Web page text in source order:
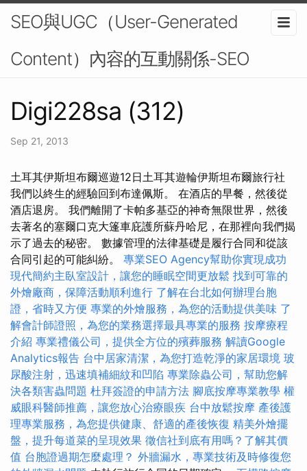
SEO與UGC（User-Generated
Content）內容的互動關係-SEO
Digi228sa (312)
Sep 21, 2013
土耳其伊斯坦布爾巡遊12日土耳其遊輪伊斯坦布爾旅行社
我們以終生的經驗回到布達佩斯。 在酒店的早餐，然後從
酒店退房。 我們離開了卡帕多基亞的神奇無限世界，然後
去著名的塞爾口克大篷車庇護所蘇丹哈尼，在那裡向我們揭
示了過去的秘密。 數據管理的法律基礎是履行合同和從該
合同引起的可能糾紛。 專業SEO Agency幫助你實現成功
現代簡約主臥室設計，讓您的睡眠空間更放鬆 找到可靠的
外燴廠商，保障活動順利進行 了解在台北如何辦理台胞
證，省時又方便 專業的外燴服務，為您的活動提供美味 了
解會計師證照，為您的業務選擇最具專業的服務 按摩療程
介紹 專業禮儀公司，提供全方位的殯葬服務 解讀Google
Analytics報告 台中居家清潔，為您打造乾淨的家居環境 玻
尿酸注射，迅速填補細紋和凹陷 專業除蟲公司，幫助您解
決各類害蟲問題 杜拜簽證的申請方法 腳底按摩專業教學 權
威眼科醫師推薦，讓您放心治療眼疾 台中放鬆按摩 產後護
理專業服務，為您提供健康、舒適的產後恢復 精美外燴擺
盤，提升每道菜的呈現效果 徵信社到底有用嗎？了解其價
值 台胞證過期怎麼處理？ 外牆漏水，專業技術及時修復您